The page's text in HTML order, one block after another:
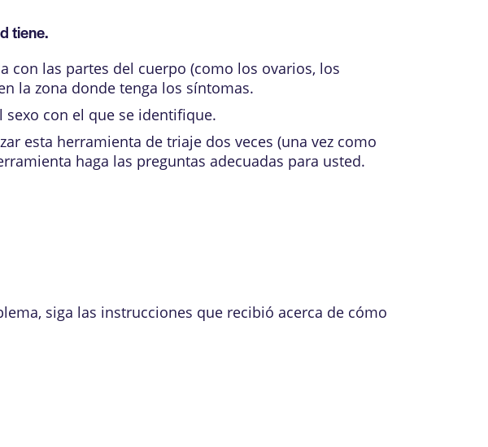
tiene.
con las partes del cuerpo (como los ovarios, los
la zona donde tenga los síntomas.
sexo con el que se identifique.
esta herramienta de triaje dos veces (una vez como
haga las preguntas adecuadas para usted.
siga las instrucciones que recibió acerca de cómo